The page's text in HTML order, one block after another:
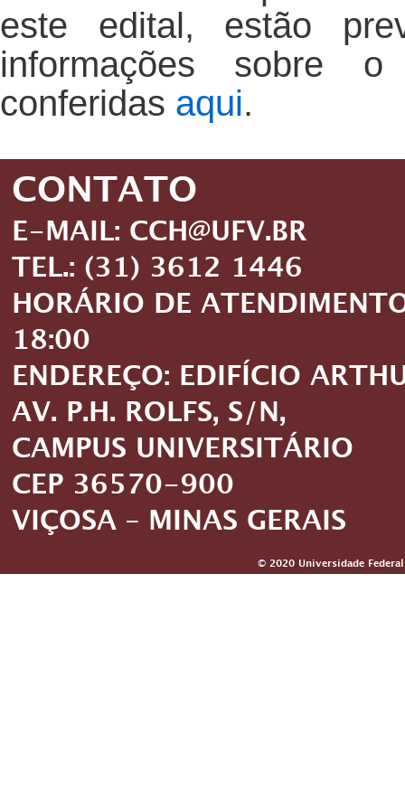
este edital, estão
informações sobre
conferidas aqui.
CONTATO
E-MAIL: CCH@UFV.BR
TEL.: (31) 3612 1446
HORÁRIO DE
18:00
ENDEREÇO: EDIFÍCIO
AV. P.H. ROLFS, S/N,
CAMPUS UNIVERSITÁRIO
CEP 36570-900
VIÇOSA – MINAS GERAIS
© 2020 Universidade